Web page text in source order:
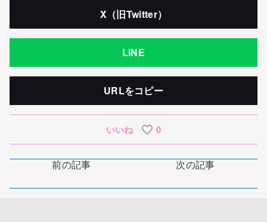
X（旧Twitter）
LINE
URLをコピー
いいね 0
前の記事 次の記事